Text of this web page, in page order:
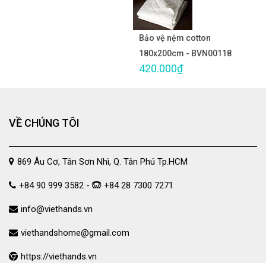
Bảo vệ nệm cotton
180x200cm - BVN00118
420.000₫
VỀ CHÚNG TÔI
869 Âu Cơ, Tân Sơn Nhì, Q. Tân Phú Tp.HCM
+84 90 999 3582 - +84 28 7300 7271
info@viethands.vn
viethandshome@gmail.com
https://viethands.vn